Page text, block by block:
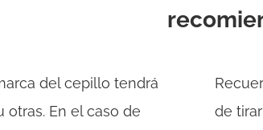
del cepillo tendrá
otras. En el caso de
de